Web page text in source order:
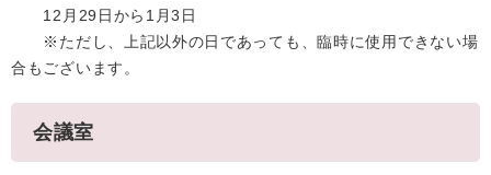
12月29日から1月3日
※ただし、上記以外の日であっても、臨時に使用できない場
合もございます。
会議室